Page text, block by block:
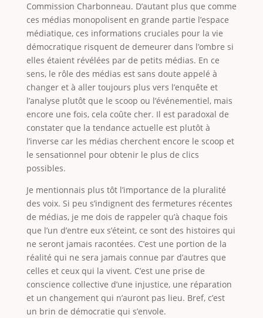
Commission Charbonneau. D’autant plus que comme
ces médias monopolisent en grande partie l’espace
médiatique, ces informations cruciales pour la vie
démocratique risquent de demeurer dans l’ombre si
elles étaient révélées par de petits médias. En ce
sens, le rôle des médias est sans doute appelé à
changer et à aller toujours plus vers l’enquête et
l’analyse plutôt que le scoop ou l’événementiel, mais
encore une fois, cela coûte cher. Il est paradoxal de
constater que la tendance actuelle est plutôt à
l’inverse car les médias cherchent encore le scoop et
le sensationnel pour obtenir le plus de clics
possibles.
Je mentionnais plus tôt l’importance de la pluralité
des voix. Si peu s’indignent des fermetures récentes
de médias, je me dois de rappeler qu’à chaque fois
que l’un d’entre eux s’éteint, ce sont des histoires qui
ne seront jamais racontées. C’est une portion de la
réalité qui ne sera jamais connue par d’autres que
celles et ceux qui la vivent. C’est une prise de
conscience collective d’une injustice, une réparation
et un changement qui n’auront pas lieu. Bref, c’est
un brin de démocratie qui s’envole.